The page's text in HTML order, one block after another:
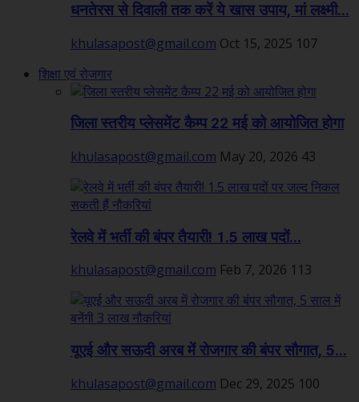
धनतेरस से दिवाली तक करें ये खास उपाय, मां लक्ष्मी...
khulasapost@gmail.com Oct 15, 2025 107
शिक्षा एवं रोजगार
जिला स्तरीय प्लेसमेंट कैम्प 22 मई को आयोजित होगा
khulasapost@gmail.com May 20, 2026 43
रेलवे में भर्ती की बंपर तैयारी! 1.5 लाख पदों...
khulasapost@gmail.com Feb 7, 2026 113
यूएई और सऊदी अरब में रोजगार की बंपर सौगात, 5...
khulasapost@gmail.com Dec 29, 2025 100